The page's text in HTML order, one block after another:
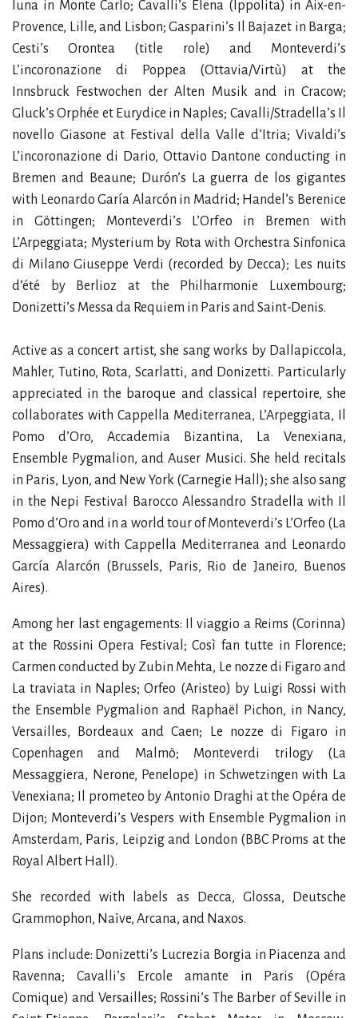
luna in Monte Carlo; Cavalli’s Elena (Ippolita) in Aix-en-
Provence, Lille, and Lisbon; Gasparini’s Il Bajazet in Barga;
Cesti’s Orontea (title role) and Monteverdi’s
L’incoronazione di Poppea (Ottavia/Virtù) at the
Innsbruck Festwochen der Alten Musik and in Cracow;
Gluck’s Orphée et Eurydice in Naples; Cavalli/Stradella’s Il
novello Giasone at Festival della Valle d’Itria; Vivaldi’s
L’incoronazione di Dario, Ottavio Dantone conducting in
Bremen and Beaune; Durón’s La guerra de los gigantes
with Leonardo Garía Alarcón in Madrid; Handel’s Berenice
in Göttingen; Monteverdi’s L’Orfeo in Bremen with
L’Arpeggiata; Mysterium by Rota with Orchestra Sinfonica
di Milano Giuseppe Verdi (recorded by Decca); Les nuits
d’été by Berlioz at the Philharmonie Luxembourg;
Donizetti’s Messa da Requiem in Paris and Saint-Denis.
Active as a concert artist, she sang works by Dallapiccola,
Mahler, Tutino, Rota, Scarlatti, and Donizetti. Particularly
appreciated in the baroque and classical repertoire, she
collaborates with Cappella Mediterranea, L’Arpeggiata, Il
Pomo d’Oro, Accademia Bizantina, La Venexiana,
Ensemble Pygmalion, and Auser Musici. She held recitals
in Paris, Lyon, and New York (Carnegie Hall); she also sang
in the Nepi Festival Barocco Alessandro Stradella with Il
Pomo d’Oro and in a world tour of Monteverdi’s L’Orfeo (La
Messaggiera) with Cappella Mediterranea and Leonardo
García Alarcón (Brussels, Paris, Rio de Janeiro, Buenos
Aires).
Among her last engagements: Il viaggio a Reims (Corinna)
at the Rossini Opera Festival; Così fan tutte in Florence;
Carmen conducted by Zubin Mehta, Le nozze di Figaro and
La traviata in Naples; Orfeo (Aristeo) by Luigi Rossi with
the Ensemble Pygmalion and Raphaël Pichon, in Nancy,
Versailles, Bordeaux and Caen; Le nozze di Figaro in
Copenhagen and Malmö; Monteverdi trilogy (La
Messaggiera, Nerone, Penelope) in Schwetzingen with La
Venexiana; Il prometeo by Antonio Draghi at the Opéra de
Dijon; Monteverdi’s Vespers with Ensemble Pygmalion in
Amsterdam, Paris, Leipzig and London (BBC Proms at the
Royal Albert Hall).
She recorded with labels as Decca, Glossa, Deutsche
Grammophon, Naïve, Arcana, and Naxos.
Plans include: Donizetti’s Lucrezia Borgia in Piacenza and
Ravenna; Cavalli’s Ercole amante in Paris (Opéra
Comique) and Versailles; Rossini’s The Barber of Seville in